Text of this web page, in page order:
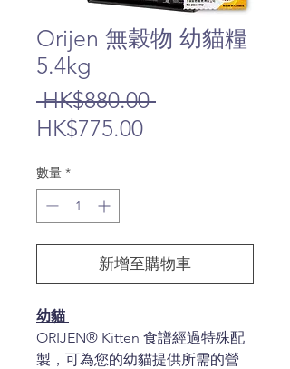
Orijen 無穀物 幼貓糧
5.4kg
HK$880.00 一
HK$775.00促
數量 *
新增至購物車
幼貓
ORIJEN® Kitten 食譜經過特殊配
製，可為您的幼貓提供所需的營